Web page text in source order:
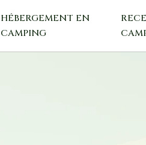
HÉBERGEMENT EN
CAMPING